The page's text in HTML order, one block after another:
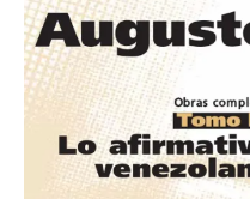
07-
04
15-
17-
15.png